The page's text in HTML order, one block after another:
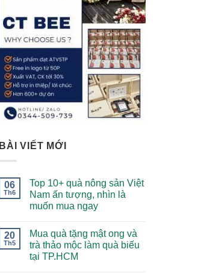
BÀI VIẾT MỚI
06
Th6
Top 10+ quà nông sản Việt
Nam ấn tượng, nhìn là
muốn mua ngay
20
Th5
Mua quà tặng mật ong và
trà thảo mộc làm quà biếu
tại TP.HCM